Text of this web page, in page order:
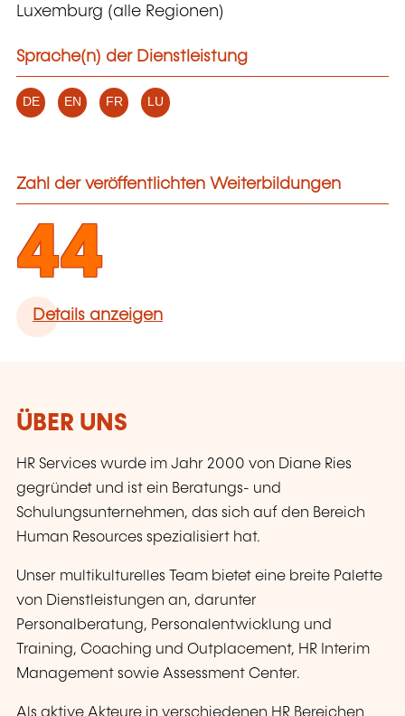
Luxemburg (alle Regionen)
Sprache(n) der Dienstleistung
DE EN FR LU
Zahl der veröffentlichten Weiterbildungen
44
Details anzeigen
ÜBER UNS
HR Services wurde im Jahr 2000 von Diane Ries
gegründet und ist ein Beratungs- und
Schulungsunternehmen, das sich auf den Bereich
Human Resources spezialisiert hat.
Unser multikulturelles Team bietet eine breite Palette
von Dienstleistungen an, darunter
Personalberatung, Personalentwicklung und
Training, Coaching und Outplacement, HR Interim
Management sowie Assessment Center.
Als aktive Akteure in verschiedenen HR Bereichen